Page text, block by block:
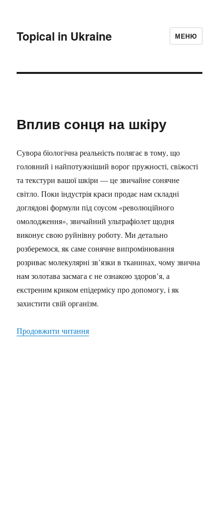
Topical in Ukraine МЕНЮ
Вплив сонця на шкіру
Сувора біологічна реальність полягає в тому, що
головний і найпотужніший ворог пружності, свіжості
та текстури вашої шкіри — це звичайне сонячне
світло. Поки індустрія краси продає нам складні
доглядові формули під соусом «революційного
омолодження», звичайний ультрафіолет щодня
виконує свою руйнівну роботу. Ми детально
розберемося, як саме сонячне випромінювання
розриває молекулярні зв’язки в тканинах, чому звична
нам золотава засмага є не ознакою здоров’я, а
екстреним криком епідермісу про допомогу, і як
захистити свій організм.
Продовжити читання“Вплив сонця на шкіру”